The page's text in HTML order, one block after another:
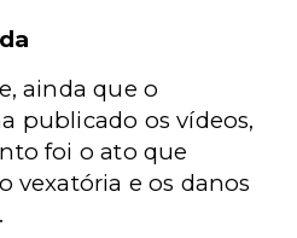
ainda que o
publicado os vídeos,
foi o ato que
vexatória e os danos